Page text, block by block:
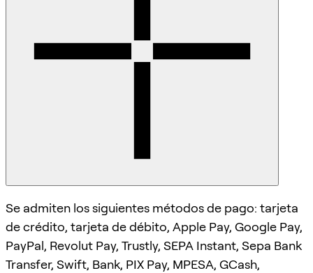
Se admiten los siguientes métodos de pago: tarjeta
de crédito, tarjeta de débito, Apple Pay, Google Pay,
PayPal, Revolut Pay, Trustly, SEPA Instant, Sepa Bank
Transfer, Swift, Bank, PIX Pay, MPESA, GCash,